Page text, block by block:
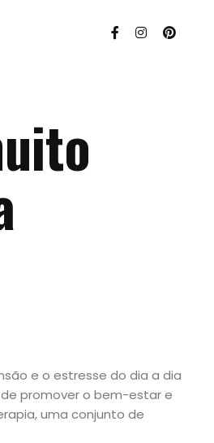
e o estresse do dia a dia
promover o bem-estar e
uma conjunto de